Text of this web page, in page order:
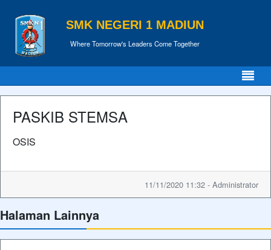
SMK NEGERI 1 MADIUN
Where Tomorrow's Leaders Come Together
PASKIB STEMSA
OSIS
11/11/2020 11:32 - Administrator
Halaman Lainnya